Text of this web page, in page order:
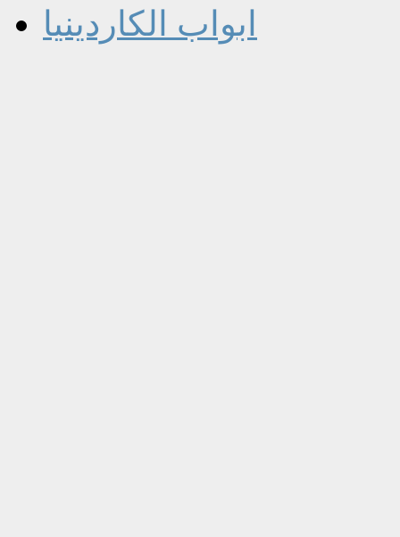
ابواب الكاردينيا